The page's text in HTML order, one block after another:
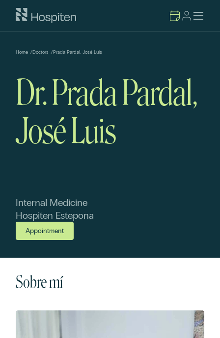
Home /Doctors /Prada Pardal, José Luis
Dr. Prada Pardal,
José Luis
Internal Medicine
Hospiten Estepona
Appointment
Sobre mí